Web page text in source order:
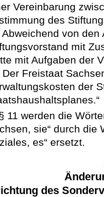
Vereinbarung
des
Abweichend von
mit
mit Aufgaben der
Der Freistaat
der
11 werden die
sie“ durch die
es“ ersetzt.
des